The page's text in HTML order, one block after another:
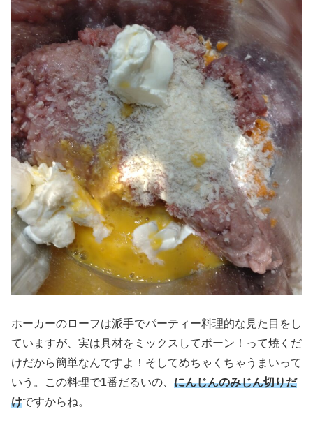
ホーカーのローフは派手でパーティー料理的な見た目をし
ていますが、実は具材をミックスしてボーン！って焼くだ
けだから簡単なんですよ！そしてめちゃくちゃうまいって
いう。この料理で1番だるいの、 にんじんのみじん切りだ
けですからね。